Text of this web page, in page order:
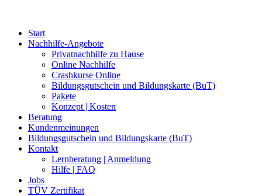
Start
Nachhilfe-Angebote
Privatnachhilfe zu Hause
Online Nachhilfe
Crashkurse Online
Bildungsgutschein und Bildungskarte (BuT)
Pakete
Konzept | Kosten
Beratung
Kundenmeinungen
Bildungsgutschein und Bildungskarte (BuT)
Kontakt
Lernberatung | Anmeldung
Hilfe | FAQ
Jobs
TÜV Zertifikat